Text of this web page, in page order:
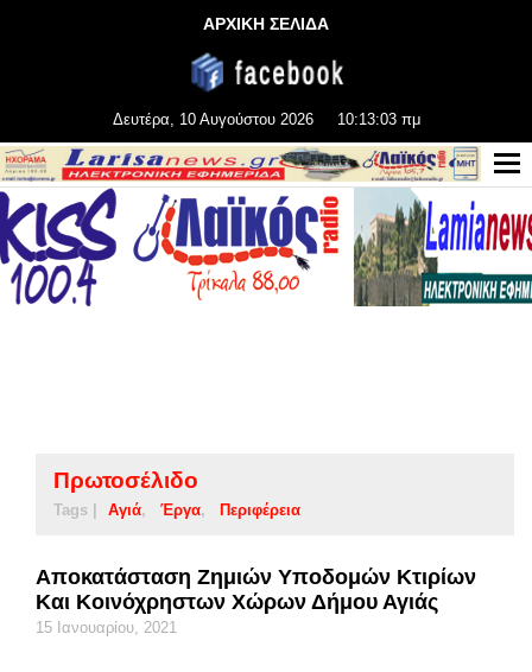
ΑΡΧΙΚΗ ΣΕΛΙΔΑ
Δευτέρα, 10 Αυγούστου 2026 10:13:04 πμ
Πρωτοσέλιδο
Tags | Αγιά Έργα Περιφέρεια
Αποκατάσταση Ζημιών Υποδομών Κτιρίων
Και Κοινόχρηστων Χώρων Δήμου Αγιάς
15 Ιανουαρίου, 2021